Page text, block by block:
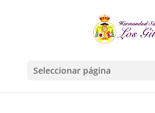
Seleccionar página